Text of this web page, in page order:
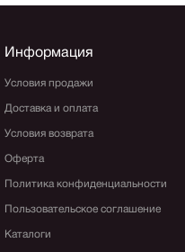
Информация
Условия продажи
Доставка и оплата
Условия возврата
Оферта
Политика конфиденциальности
Пользовательское соглашение
Каталоги